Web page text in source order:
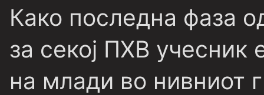
Како последна фаза
за секој ПХВ учесник
на млади во нивниот